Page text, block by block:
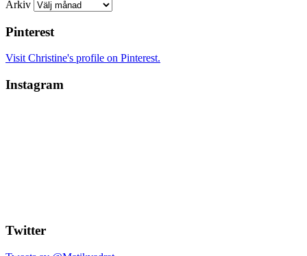
Arkiv
Pinterest
Visit Christine's profile on Pinterest.
Instagram
Twitter